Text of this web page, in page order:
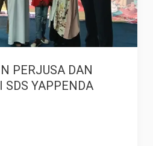
PERJUSA DAN
SDS YAPPENDA